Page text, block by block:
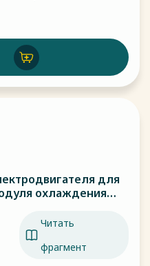
для
Читать
фрагмент